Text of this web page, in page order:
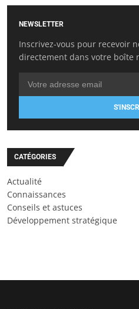
NEWSLETTER
Inscrivez-vous pour recevoir
directement dans votre boîte
CATÉGORIES
Actualité
Connaissances
Conseils et astuces
Développement stratégique